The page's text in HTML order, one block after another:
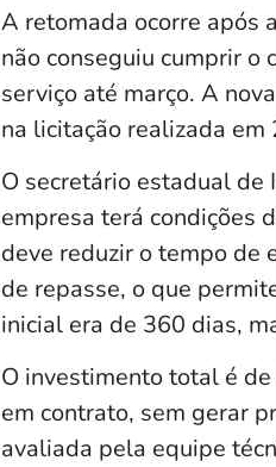
A retomada ocorre após
não conseguiu cumprir o
serviço até março. A
na licitação realizada em
O secretário estadual de
empresa terá condições
deve reduzir o tempo de
de repasse, o que
inicial era de 360 dias,
O investimento total é
em contrato, sem gerar
avaliada pela equipe